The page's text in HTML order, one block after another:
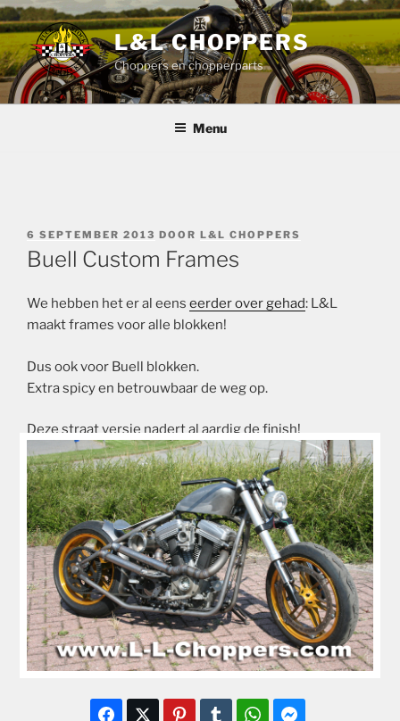
Ga
naar
de
inhoud
L&L CHOPPERS
Choppers en chopperparts
Menu
GEPLAATST
OP
6 SEPTEMBER 2013 DOOR L&L CHOPPERS
Buell Custom Frames
We hebben het er al eens eerder over gehad: L&L
maakt frames voor alle blokken!
Dus ook voor Buell blokken.
Extra spicy en betrouwbaar de weg op.
Deze straat versie nadert al aardig de finish!